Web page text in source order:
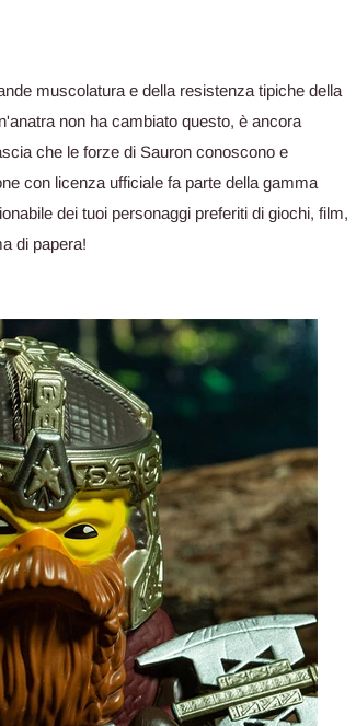
muscolatura e della resistenza tipiche della
non ha cambiato questo, è ancora
che le forze di Sauron conoscono e
con licenza ufficiale fa parte della gamma
dei tuoi personaggi preferiti di giochi, film,
di papera!